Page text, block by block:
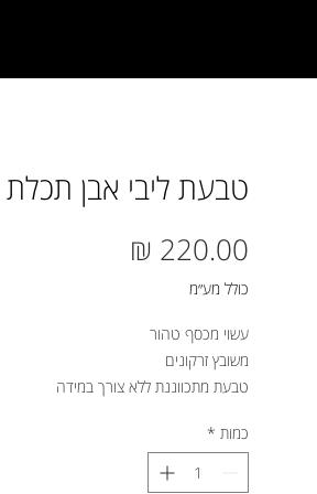
טבעת ליבי אבן תכלת
כולל מע״מ
עשוי מכסף טהור
משובץ זרקונים
טבעת מתכווננת ללא צורך במידה
כמות *